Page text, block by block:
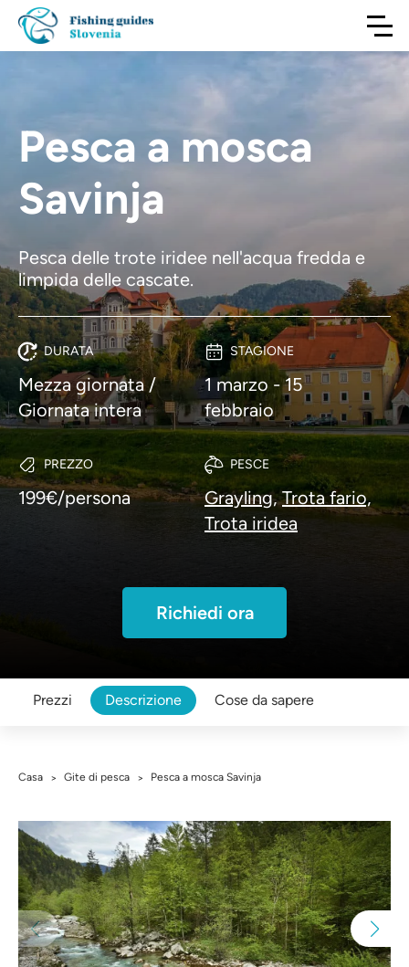
Pesca a mosca
Savinja
Pesca delle trote iridee nell'acqua fredda e
limpida delle cascate.
DURATA
Mezza giornata /
Giornata intera
STAGIONE
1 marzo - 15
febbraio
PREZZO
199€/persona
PESCE
Grayling, Trota fario,
Trota iridea
Richiedi ora
Prezzi Descrizione Cose da sapere
Casa > Gite di pesca > Pesca a mosca Savinja